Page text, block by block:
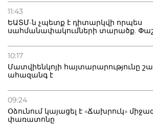
11:43
ԵԱՏՄ-ն չպետք է դիտարկվի որպես
սահմանափակումների տարածք.
10:17
Մատվիենկոյի հայտարարությունը
ահազանգ է
09:24
Օձունում կայացել է «Ճախրուկ»
փառատոնը